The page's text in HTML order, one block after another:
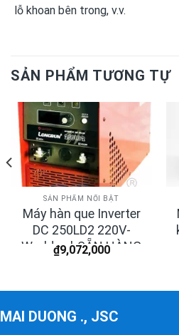
lỗ khoan bên trong, v.v.
SẢN PHẨM TƯƠNG TỰ
SẢN PHẨM NỔI BẬT
Máy hàn que Inverter
DC 250LD2 220V-
Worldwel-SẴN HÀNG
₫9,072,000
MAI DUONG ., JSC